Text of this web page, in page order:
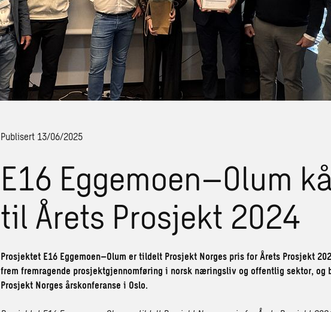
Publisert 13/06/2025
E16 Eggemoen–Olum
til Årets Prosjekt 2024
Prosjektet E16 Eggemoen–Olum er tildelt Prosjekt Norges pris for Årets Prosjekt
frem fremragende prosjektgjennomføring i norsk næringsliv og offentlig sektor, og
Prosjekt Norges årskonferanse i Oslo.